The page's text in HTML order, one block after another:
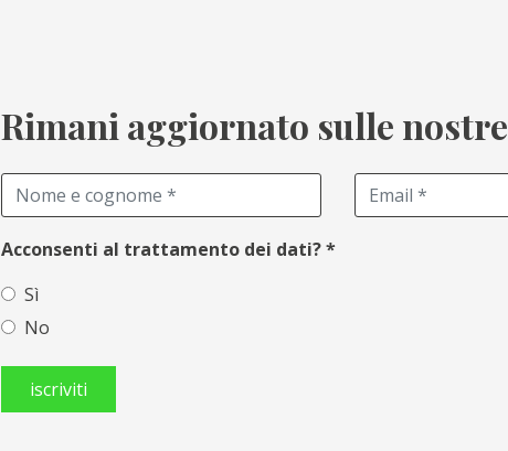
Rimani aggiornato sulle
Acconsenti al trattamento dei dati?*
Sì
No